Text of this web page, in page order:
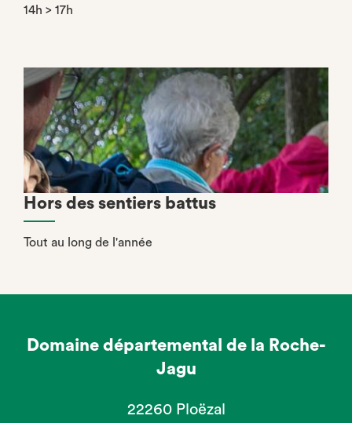
14h > 17h
Hors des sentiers battus
Tout au long de l'année
Domaine départemental de la Roche-
Jagu
22260 Ploëzal